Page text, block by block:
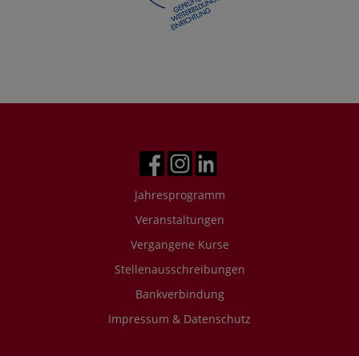
Jahresprogramm
Veranstaltungen
Vergangene Kurse
Stellenausschreibungen
Bankverbindung
Impressum & Datenschutz